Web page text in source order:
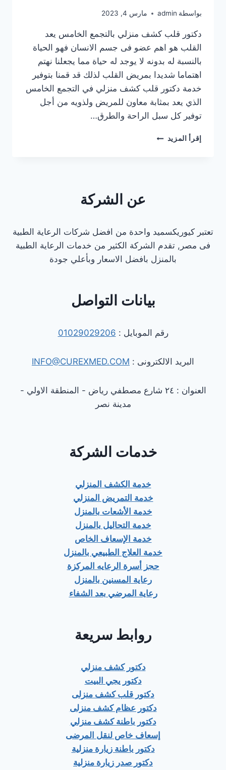
بواسطة admin مارس 4, 2023
دكتور قلب كشف منزلي بالتجمع الخامس يعد
القلب هو اهم عضو فى جسم الانسان فهو الحياة
بالنسبة له بدونه لا يوجد له حياة مما يجعلنا نهتم
اهتماما شديدا بمريض القلب لذلك قد قمنا بتوفير
خدمة دكتور قلب كشف منزلي في التجمع الخامس
الذي يعد بمثابة معاون للمريض ولذويه من أجل
توفير كل سبل الراحة والطرق…
إقرأ المزيد دكتور
الخامسعن الشركة
تعتبر كيوريكسميد واحدة من افضل شركات الرعاية الطبية
فى مصر, تقدم الشركة الكثير من خدمات الرعاية الطبية
بالمنزل بافضل الاسعار وبأعلي جودة
بيانات التواصل
رقم الموبايل : 01029029206
البريد الالكترونى : INFO@CUREXMED.COM
العنوان : ٢٤ شارع مصطفي رياض - المنطقة الاولي -
مدينة نصر
خدمات الشركة
خدمة الكشف المنزلي
خدمة التمريض المنزلي
خدمة الأشعات بالمنزل
خدمة التحاليل بالمنزل
خدمة الإسعاف الخاص
خدمة العلاج الطبيعي بالمنزل
حجز أسرة الرعايه المركزة
رعاية المسنين بالمنزل
رعاية المرضي بعد الشفاء
روابط سريعة
دكتور كشف منزلي
دكتور يجي البيت
دكتور قلب كشف منزلى
دكتور عظام كشف منزلى
دكتور باطنة كشف منزلي
إسعاف خاص لنقل المرضى
دكتور باطنة زيارة منزلية
دكتور صدر زيارة منزلية